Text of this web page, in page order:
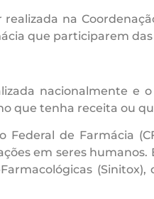
realizada na
que participarem
nacionalmente e
que tenha receita ou
Federal de Farmácia
em seres humanos.